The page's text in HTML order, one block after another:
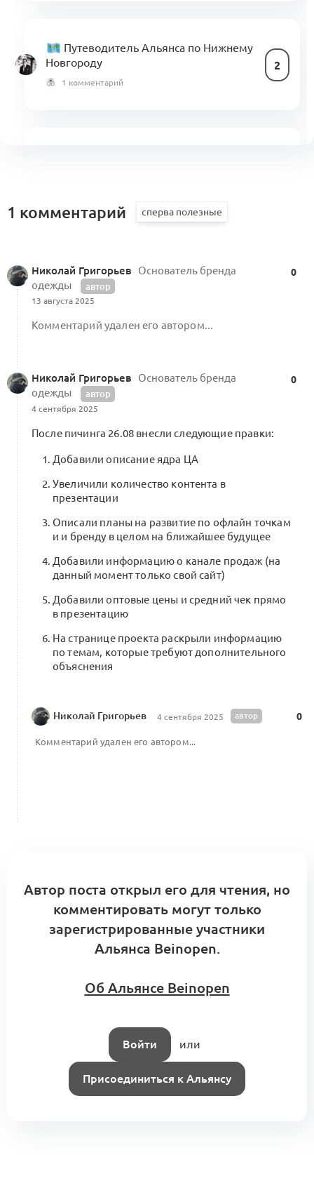
Путеводитель Альянса по Нижнему
Новгороду
2
1 комментарий
Шаг 6. Изучите технологическую
инструкцию по работе с платформой
0 комментариев
траектории Николая Григорьева
ПОЛОСА.МАТЕРИИ
1 комментарий
Групповой танец в сентябре
Сертификация первой группы
развития и кейсы 2023–2025
1 комментарий
Николай Григорьев
Основатель бренда
одежды
автор
13 августа 2025
0
Комментарий удален его автором...
Николай Григорьев
Основатель бренда
одежды
автор
4 сентября 2025
0
После пичинга 26.08 внесли следующие правки:
Добавили описание ядра ЦА
Увеличили количество контента в
презентации
Описали планы на развитие по офлайн точкам
и и бренду в целом на ближайшее будущее
Добавили информацию о канале продаж (на
данный момент только свой сайт)
Добавили оптовые цены и средний чек прямо
в презентацию
На странице проекта раскрыли информацию
по темам, которые требуют дополнительного
объяснения
Николай Григорьев 4 сентября 2025 автор 0
Комментарий удален его автором...
Автор поста открыл его для чтения, но
комментировать могут только
зарегистрированные участники
Альянса Beinopen.
Об Альянсе Beinopen
Войти или
Присоединиться к Альянсу